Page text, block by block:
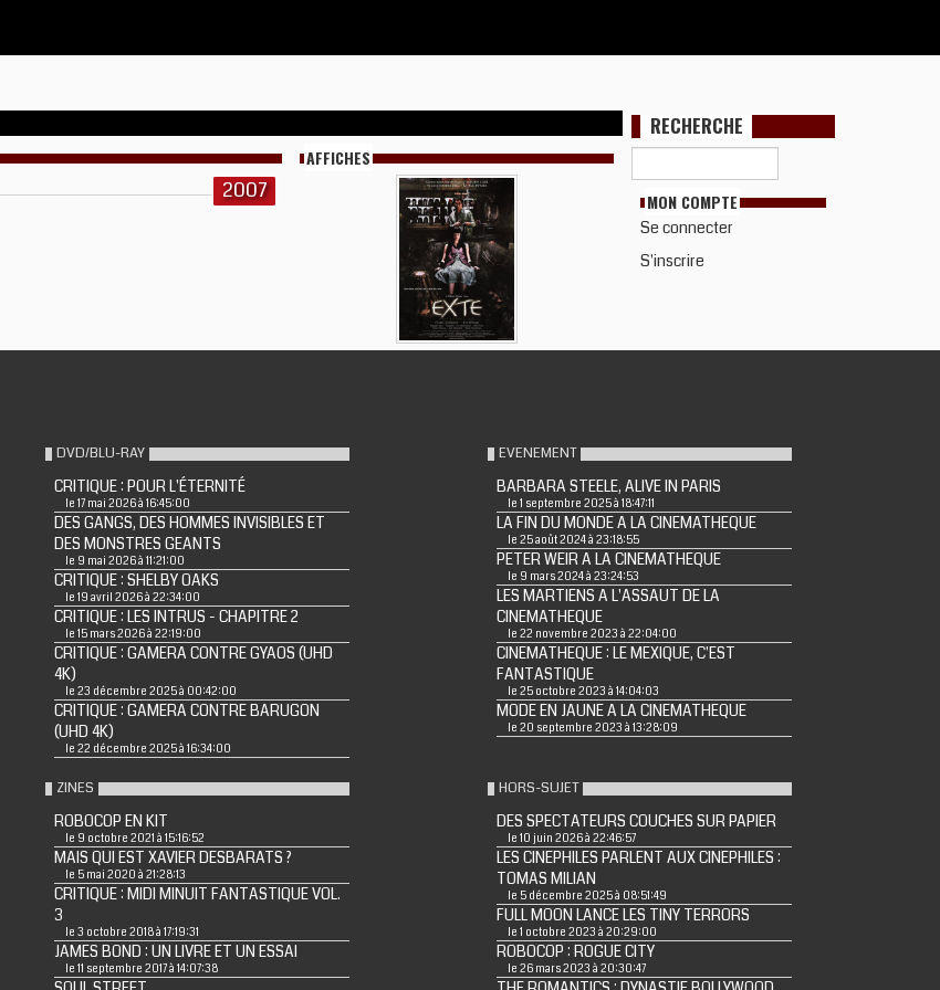
2007
AFFICHES
RECHERCHE
MON COMPTE
Se connecter
S'inscrire
DVD/BLU-RAY
CRITIQUE : POUR L'ÉTERNITÉ
le 17 mai 2026 à 16:45:00
DES GANGS, DES HOMMES INVISIBLES ET
DES MONSTRES GEANTS
le 9 mai 2026 à 11:21:00
CRITIQUE : SHELBY OAKS
le 19 avril 2026 à 22:34:00
CRITIQUE : LES INTRUS - CHAPITRE 2
le 15 mars 2026 à 22:19:00
CRITIQUE : GAMERA CONTRE GYAOS (UHD
4K)
le 23 décembre 2025 à 00:42:00
CRITIQUE : GAMERA CONTRE BARUGON
(UHD 4K)
le 22 décembre 2025 à 16:34:00
EVENEMENT
BARBARA STEELE, ALIVE IN PARIS
le 1 septembre 2025 à 18:47:11
LA FIN DU MONDE A LA CINEMATHEQUE
le 25 août 2024 à 23:18:55
PETER WEIR A LA CINEMATHEQUE
le 9 mars 2024 à 23:24:53
LES MARTIENS A L'ASSAUT DE LA
CINEMATHEQUE
le 22 novembre 2023 à 22:04:00
CINEMATHEQUE : LE MEXIQUE, C'EST
FANTASTIQUE
le 25 octobre 2023 à 14:04:03
MODE EN JAUNE A LA CINEMATHEQUE
le 20 septembre 2023 à 13:28:09
ZINES
ROBOCOP EN KIT
le 9 octobre 2021 à 15:16:52
MAIS QUI EST XAVIER DESBARATS ?
le 5 mai 2020 à 21:28:13
CRITIQUE : MIDI MINUIT FANTASTIQUE VOL.
3
le 3 octobre 2018 à 17:19:31
JAMES BOND : UN LIVRE ET UN ESSAI
le 11 septembre 2017 à 14:07:38
HORS-SUJET
DES SPECTATEURS COUCHES SUR PAPIER
le 10 juin 2026 à 22:46:57
LES CINEPHILES PARLENT AUX CINEPHILES :
TOMAS MILIAN
le 5 décembre 2025 à 08:51:49
FULL MOON LANCE LES TINY TERRORS
le 1 octobre 2023 à 20:29:00
ROBOCOP : ROGUE CITY
le 26 mars 2023 à 20:30:47